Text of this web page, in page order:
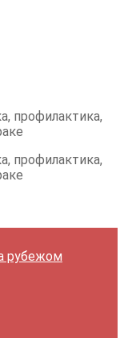
профилактика,
профилактика,
рубежом